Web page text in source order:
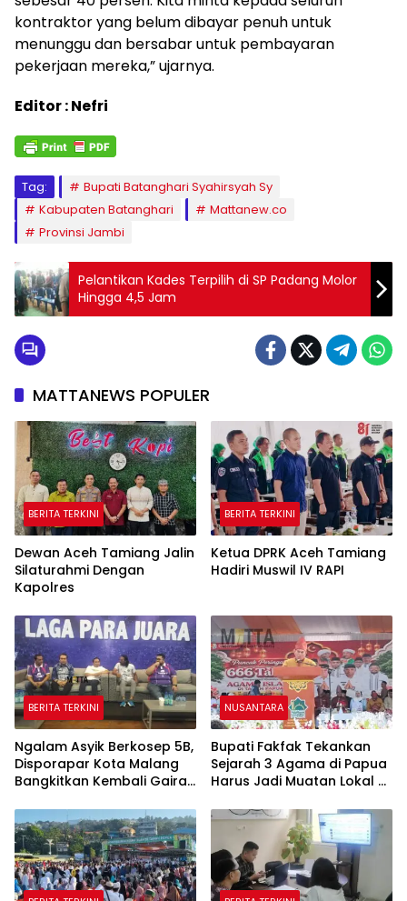
kontraktor yang belum dibayar penuh untuk
menunggu dan bersabar untuk pembayaran
pekerjaan mereka,” ujarnya.
Editor : Nefri
Tag:
Bupati Batanghari Syahirsyah Sy
Kabupaten Batanghari
Mattanew.co
Provinsi Jambi
Pelantikan Kades Terpilih di SP Padang Molor
Hingga 4,5 Jam
MATTANEWS POPULER
BERITA TERKINI
Dewan Aceh Tamiang Jalin
Silaturahmi Dengan
Kapolres
BERITA TERKINI
Ketua DPRK Aceh Tamiang
Hadiri Muswil IV RAPI
BERITA TERKINI
Ngalam Asyik Berkosep 5B,
Disporapar Kota Malang
Bangkitkan Kembali Gairah
NUSANTARA
Bupati Fakfak Tekankan
Sejarah 3 Agama di Papua
Harus Jadi Muatan Lokal di